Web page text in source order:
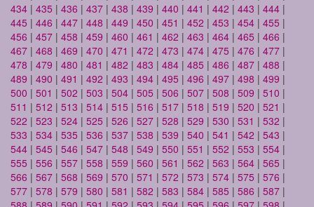
434 | 435 | 436 | 437 | 438 | 439 | 440 | 441 | 442 | 443 | 444 |
445 | 446 | 447 | 448 | 449 | 450 | 451 | 452 | 453 | 454 | 455 |
456 | 457 | 458 | 459 | 460 | 461 | 462 | 463 | 464 | 465 | 466 |
467 | 468 | 469 | 470 | 471 | 472 | 473 | 474 | 475 | 476 | 477 |
478 | 479 | 480 | 481 | 482 | 483 | 484 | 485 | 486 | 487 | 488 |
489 | 490 | 491 | 492 | 493 | 494 | 495 | 496 | 497 | 498 | 499 |
500 | 501 | 502 | 503 | 504 | 505 | 506 | 507 | 508 | 509 | 510 |
511 | 512 | 513 | 514 | 515 | 516 | 517 | 518 | 519 | 520 | 521 |
522 | 523 | 524 | 525 | 526 | 527 | 528 | 529 | 530 | 531 | 532 |
533 | 534 | 535 | 536 | 537 | 538 | 539 | 540 | 541 | 542 | 543 |
544 | 545 | 546 | 547 | 548 | 549 | 550 | 551 | 552 | 553 | 554 |
555 | 556 | 557 | 558 | 559 | 560 | 561 | 562 | 563 | 564 | 565 |
566 | 567 | 568 | 569 | 570 | 571 | 572 | 573 | 574 | 575 | 576 |
577 | 578 | 579 | 580 | 581 | 582 | 583 | 584 | 585 | 586 | 587 |